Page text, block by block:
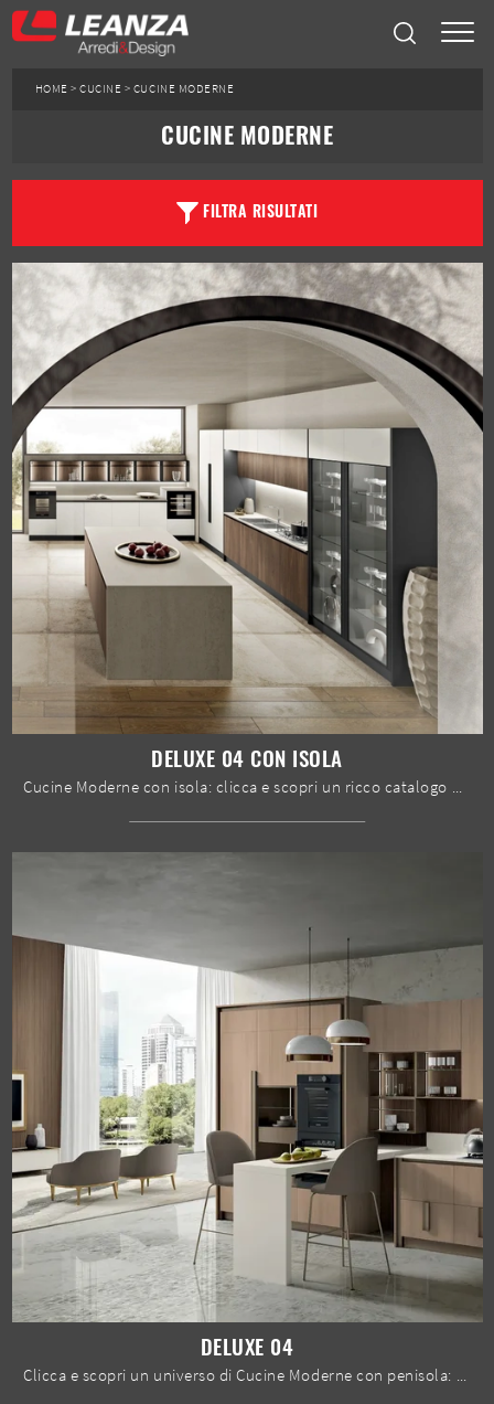
HOME >CUCINE > CUCINE MODERNE
CUCINE MODERNE
FILTRA RISULTATI
DELUXE 04 CON ISOLA
Cucine Moderne con isola: clicca e scopri un ricco catalogo di soluzioni della firma Spar, tra cui il modello Deluxe 04 con isola.
DELUXE 04
Clicca e scopri un universo di Cucine Moderne con penisola: la cucina Deluxe 04 Spar in legno ti attende!